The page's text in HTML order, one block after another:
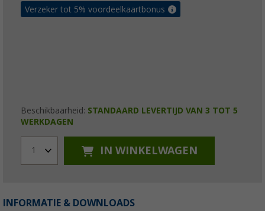
Verzeker tot 5% voordeelkaartbonus
Beschikbaarheid: STANDAARD LEVERTIJD VAN 3 TOT 5
WERKDAGEN
1 IN WINKELWAGEN
INFORMATIE & DOWNLOADS